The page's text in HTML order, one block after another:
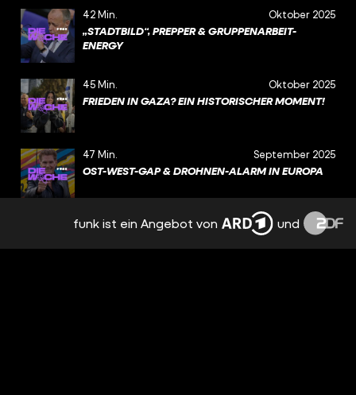
42 Min. Oktober 2025
„STADTBILD“, PREPPER & GRUPPENARBEIT-
ENERGY
45 Min. Oktober 2025
FRIEDEN IN GAZA? EIN HISTORISCHER MOMENT!
47 Min. September 2025
OST-WEST-GAP & DROHNEN-ALARM IN EUROPA
34 Min. September 2025
funk ist ein Angebot von und